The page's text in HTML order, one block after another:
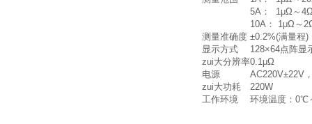
5A： 1μΩ～
10A： 1μΩ～
测量准确度 ±0.2%(满量程)
显示方式
128×64点阵显
zui大分辨率0.1μΩ
电源
AC220V±22V
zui大功耗
220W
工作环境
环境温度：0℃